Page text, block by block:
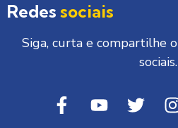
Redes sociais
Siga, curta e compartilhe o
sociais.